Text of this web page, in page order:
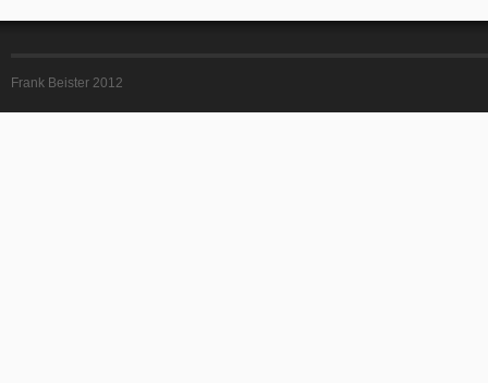
Frank Beister 2012